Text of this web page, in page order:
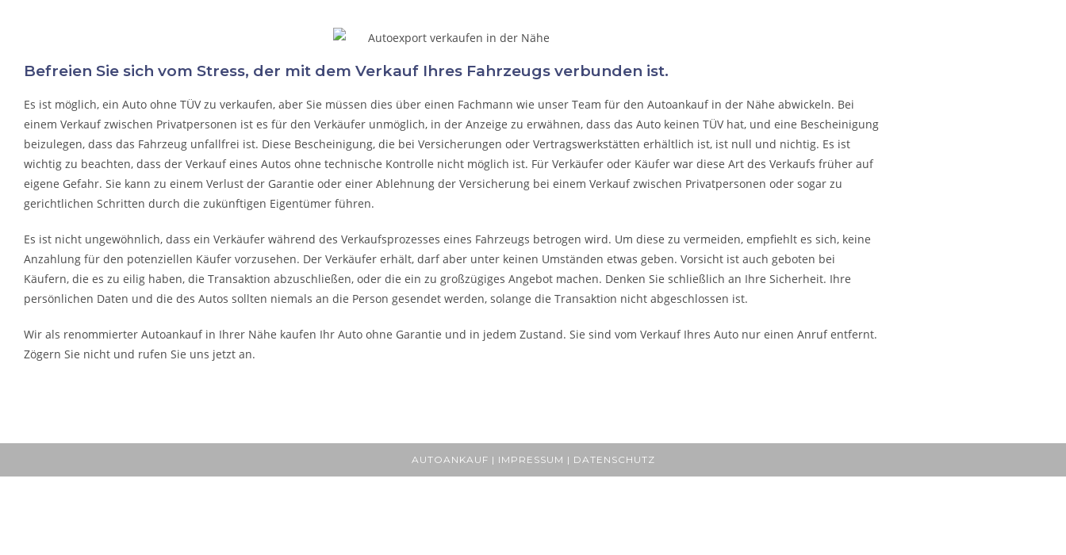
Befreien Sie sich vom Stress, der mit dem Verkauf Ihres Fahrzeugs verbunden ist.
Es ist möglich, ein Auto ohne TÜV zu verkaufen, aber Sie müssen dies über einen Fachmann wie unser Team für den Autoankauf in der Nähe abwickeln. Bei
einem Verkauf zwischen Privatpersonen ist es für den Verkäufer unmöglich, in der Anzeige zu erwähnen, dass das Auto keinen TÜV hat, und eine Bescheinigung
beizulegen, dass das Fahrzeug unfallfrei ist. Diese Bescheinigung, die bei Versicherungen oder Vertragswerkstätten erhältlich ist, ist null und nichtig. Es ist
wichtig zu beachten, dass der Verkauf eines Autos ohne technische Kontrolle nicht möglich ist. Für Verkäufer oder Käufer war diese Art des Verkaufs früher auf
eigene Gefahr. Sie kann zu einem Verlust der Garantie oder einer Ablehnung der Versicherung bei einem Verkauf zwischen Privatpersonen oder sogar zu
gerichtlichen Schritten durch die zukünftigen Eigentümer führen.
Es ist nicht ungewöhnlich, dass ein Verkäufer während des Verkaufsprozesses eines Fahrzeugs betrogen wird. Um diese zu vermeiden, empfiehlt es sich, keine
Anzahlung für den potenziellen Käufer vorzusehen. Der Verkäufer erhält, darf aber unter keinen Umständen etwas geben. Vorsicht ist auch geboten bei
Käufern, die es zu eilig haben, die Transaktion abzuschließen, oder die ein zu großzügiges Angebot machen. Denken Sie schließlich an Ihre Sicherheit. Ihre
persönlichen Daten und die des Autos sollten niemals an die Person gesendet werden, solange die Transaktion nicht abgeschlossen ist.
Wir als renommierter Autoankauf in Ihrer Nähe kaufen Ihr Auto ohne Garantie und in jedem Zustand. Sie sind vom Verkauf Ihres Auto nur einen Anruf entfernt.
Zögern Sie nicht und rufen Sie uns jetzt an.
AUTOANKAUF | IMPRESSUM | DATENSCHUTZ